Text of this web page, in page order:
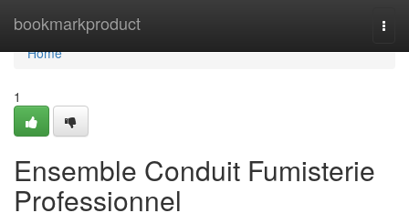
bookmarkproduct
Home
Home
1
Ensemble Conduit Fumisterie
Professionnel